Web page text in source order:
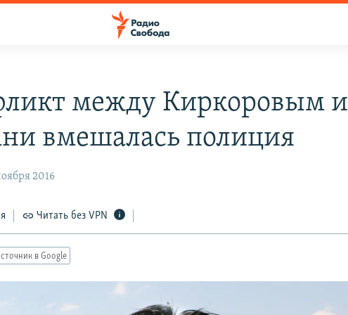
между Киркоровым и
вмешалась полиция
2016
Читать без VPN
в Google